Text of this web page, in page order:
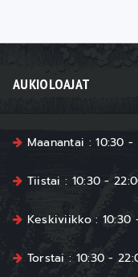
AUKIOLOAJAT
Maanantai : 10:30 -
Tiistai : 10:30 -
Keskiviikko : 10:30
Torstai : 10:30 -